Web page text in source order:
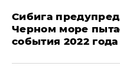
Сибига
Черном море
события 2022 года